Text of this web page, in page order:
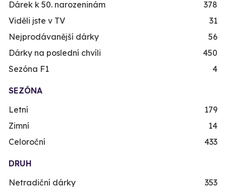
Dárek k 50. narozeninám
378
Viděli jste v TV
31
Nejprodávanější dárky
56
Dárky na poslední chvíli
450
Sezóna F1
4
SEZÓNA
Letní
179
Zimní
14
Celoroční
433
DRUH
Netradiční dárky
353